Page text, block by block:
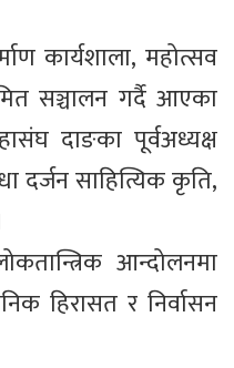
कार्यशाला, महोत्सव
सञ्चालन गर्दै आएका
दाङका पूर्वअध्यक्ष
साहित्यिक कृति,
आन्दोलनमा
हिरासत र निर्वासन